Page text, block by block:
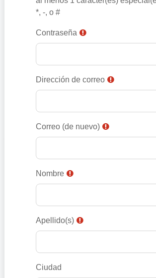
*, -, o #
Contraseña
Dirección de correo
Correo (de nuevo)
Nombre
Apellido(s)
Ciudad